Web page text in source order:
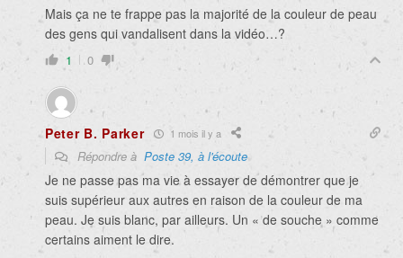
Mais ça ne te frappe pas la majorité de la couleur de peau
des gens qui vandalisent dans la vidéo…?
1 0
Peter B. Parker 1 mois il y a
Répondre à Poste 39, à l'écoute
Je ne passe pas ma vie à essayer de démontrer que je
suis supérieur aux autres en raison de la couleur de ma
peau. Je suis blanc, par ailleurs. Un « de souche » comme
certains aiment le dire.